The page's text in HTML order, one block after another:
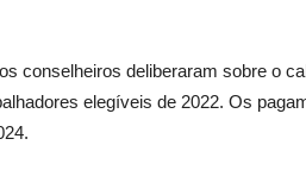
conselheiros deliberaram sobre o
elegíveis de 2022. Os